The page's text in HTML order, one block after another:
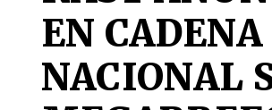
EN CADENA
NACIONAL